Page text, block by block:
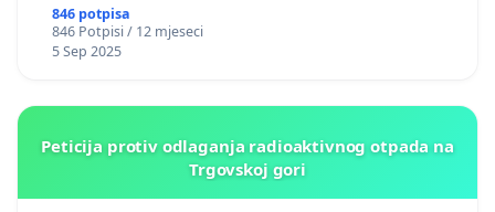
846 potpisa
846 Potpisi / 12 mjeseci
5 Sep 2025
Peticija protiv odlaganja radioaktivnog otpada na
Trgovskoj gori